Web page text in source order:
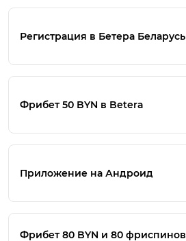
Регистрация в Бетера Беларусь
Фрибет 50 BYN в Betera
Приложение на Андроид
Фрибет 80 BYN и 80 фриспинов